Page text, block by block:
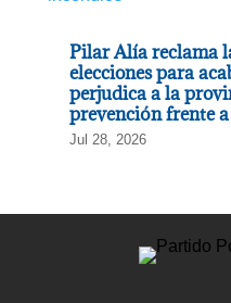
Pilar Alía reclama
elecciones para
perjudica a la
prevención frente
Jul 28, 2026